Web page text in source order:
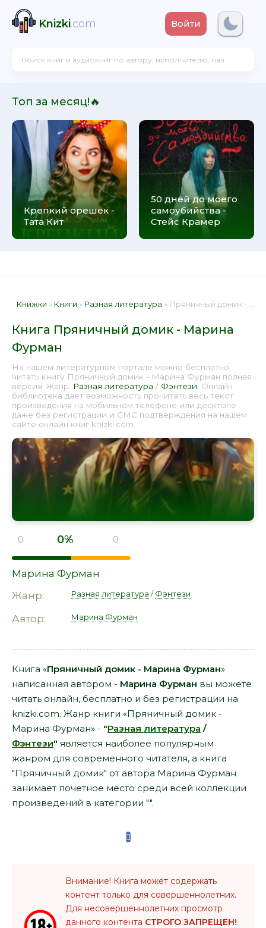
Knizki.com Войти
Топ за месяц!🔥
Крепкий орешек -
Тата Кит
50 дней до моего
самоубийства -
Стейс Крамер
Книжки » Книги » Разная литература » Пряничный домик - Марина Фурман 📕 - Книга онлайн бесплатно
Книга Пряничный домик - Марина
Фурман
На нашем литературном портале можно бесплатно
читать книгу Пряничный домик - Марина Фурман полная
версия. Жанр: Разная литература / Фэнтези . Онлайн
библиотека дает возможность прочитать весь текст
произведения на мобильном телефоне или десктопе
даже без регистрации и СМС подтверждения на нашем
сайте онлайн книг knizki.com.
0 0% 0
Марина Фурман
Жанр:
Разная литература /Фэнтези
Автор: Марина Фурман
Книга «Пряничный домик - Марина Фурман»
написанная автором - Марина Фурман вы можете
читать онлайн, бесплатно и без регистрации на
knizki.com. Жанр книги «Пряничный домик -
Марина Фурман» - "Разная литература /
Фэнтези" является наиболее популярным
жанром для современного читателя, а книга
"Пряничный домик" от автора Марина Фурман
занимает почетное место среди всей коллекции
произведений в категории "".
Внимание! Книга может содержать
контент только для совершеннолетних.
Для несовершеннолетних просмотр
данного контента СТРОГО ЗАПРЕЩЕН!